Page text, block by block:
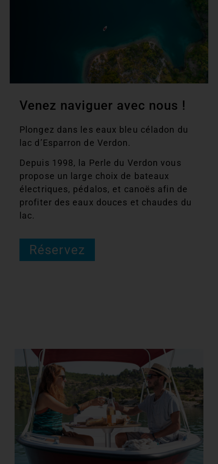
Venez naviguer avec nous !
Plongez dans les eaux bleu céladon du
lac d’Esparron de Verdon.
Depuis 1998, la Perle du Verdon vous
propose un large choix de bateaux
électriques, pédalos, et canoës afin de
profiter des eaux douces et chaudes du
lac.
Réservez